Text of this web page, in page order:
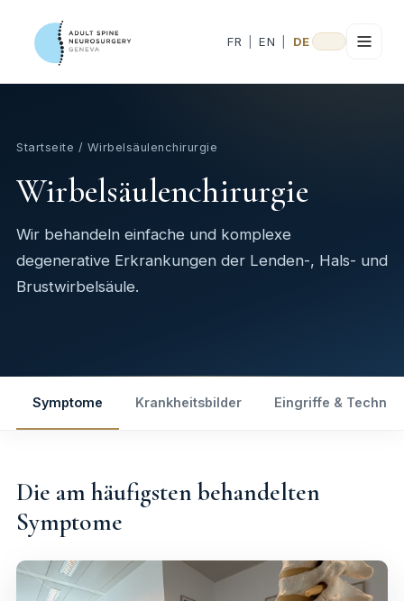
FR EN DE
Startseite / Wirbelsäulenchirurgie
Wirbelsäulenchirurgie
Wir behandeln einfache und komplexe
degenerative Erkrankungen der Lenden-, Hals- und
Brustwirbelsäule.
Symptome Krankheitsbilder Eingriffe &
Die am häufigsten behandelten
Symptome